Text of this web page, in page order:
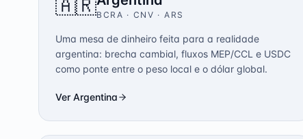
🇦🇷BCRA · CNV · ARS
Uma mesa de dinheiro feita para a realidade
argentina: brecha cambial, fluxos MEP/CCL e USDC
como ponte entre o peso local e o dólar global.
Ver Argentina